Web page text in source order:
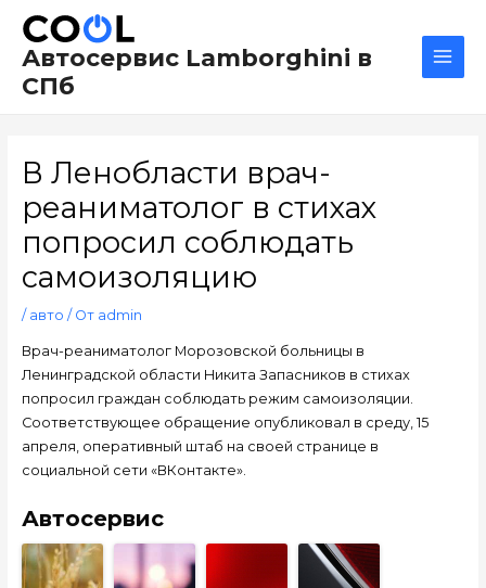
содержимому
Автосервис Lamborghini в
СПб
В Ленобласти врач-
реаниматолог в стихах
попросил соблюдать
самоизоляцию
/ авто / От admin
Врач-реаниматолог Морозовской больницы в
Ленинградской области Никита Запасников в стихах
попросил граждан соблюдать режим самоизоляции.
Соответствующее обращение опубликовал в среду, 15
апреля, оперативный штаб на своей странице в
социальной сети «ВКонтакте».
Автосервис
по
записям